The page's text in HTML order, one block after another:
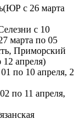
с 26 марта
с 10
марта по 05
Приморский
апреля)
по 10 апреля, 2
по 11 апреля,